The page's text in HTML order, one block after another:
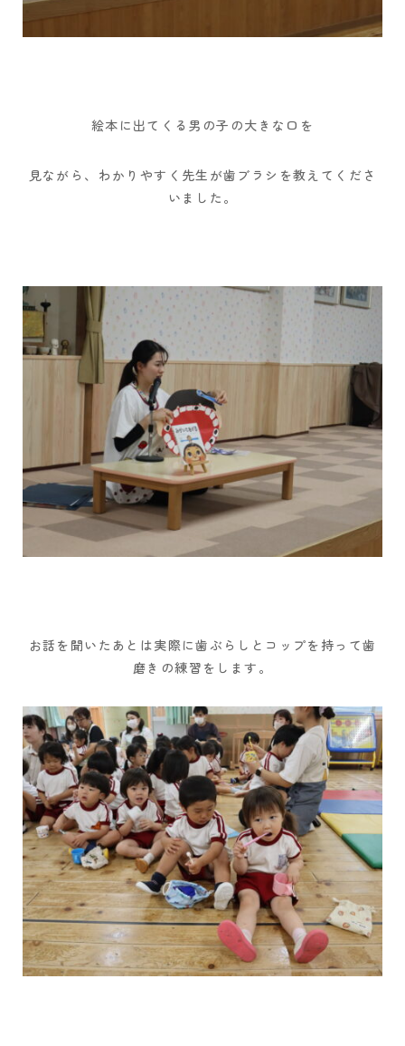
絵本に出てくる男の子の大きな口を
見ながら、わかりやすく先生が歯ブラシを教えてくださ
いました。
お話を聞いたあとは実際に歯ぶらしとコップを持って歯
磨きの練習をします。